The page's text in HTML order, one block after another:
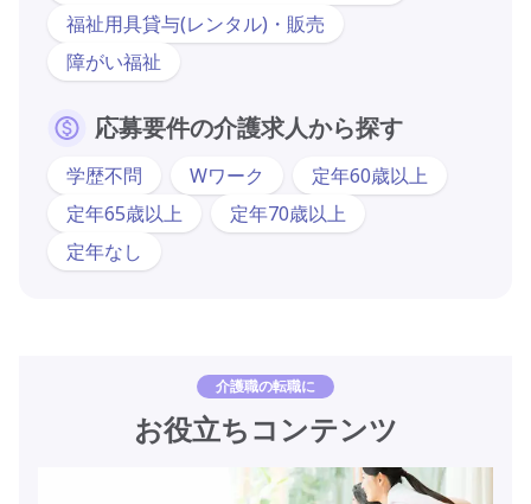
福祉用具貸与(レンタル)・販売
障がい福祉
応募要件の介護求人から探す
学歴不問 Wワーク
定年60歳以上
定年65歳以上
定年70歳以上
定年なし
介護職の転職に
お役立ちコンテンツ